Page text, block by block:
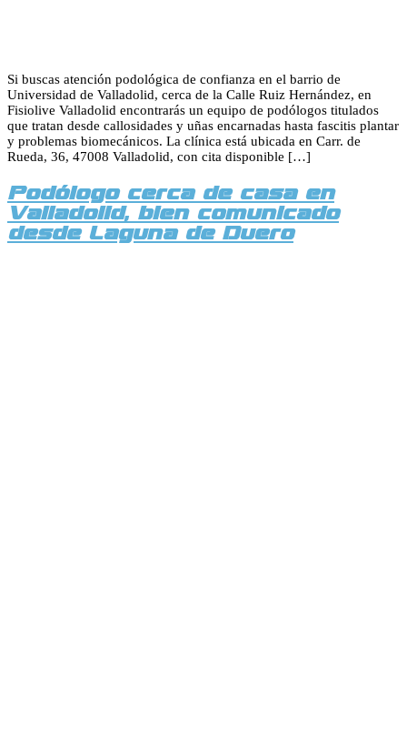
Si buscas atención podológica de confianza en el barrio de
Universidad de Valladolid, cerca de la Calle Ruiz Hernández, en
Fisiolive Valladolid encontrarás un equipo de podólogos titulados
que tratan desde callosidades y uñas encarnadas hasta fascitis plantar
y problemas biomecánicos. La clínica está ubicada en Carr. de
Rueda, 36, 47008 Valladolid, con cita disponible […]
Podólogo cerca de casa en
Valladolid, bien comunicado
desde Laguna de Duero